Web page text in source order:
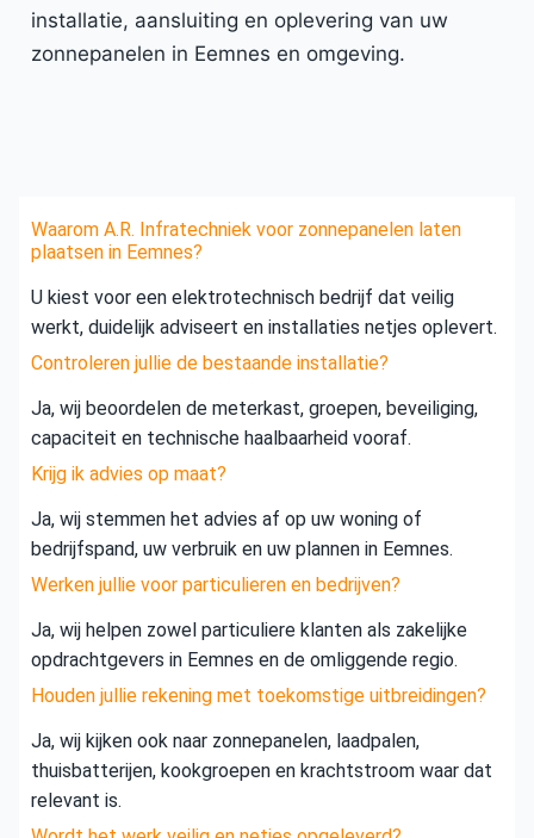
installatie, aansluiting en oplevering van uw
zonnepanelen in Eemnes en omgeving.
Waarom A.R. Infratechniek voor zonnepanelen laten
plaatsen in Eemnes?
U kiest voor een elektrotechnisch bedrijf dat veilig
werkt, duidelijk adviseert en installaties netjes oplevert.
Controleren jullie de bestaande installatie?
Ja, wij beoordelen de meterkast, groepen, beveiliging,
capaciteit en technische haalbaarheid vooraf.
Krijg ik advies op maat?
Ja, wij stemmen het advies af op uw woning of
bedrijfspand, uw verbruik en uw plannen in Eemnes.
Werken jullie voor particulieren en bedrijven?
Ja, wij helpen zowel particuliere klanten als zakelijke
opdrachtgevers in Eemnes en de omliggende regio.
Houden jullie rekening met toekomstige uitbreidingen?
Ja, wij kijken ook naar zonnepanelen, laadpalen,
thuisbatterijen, kookgroepen en krachtstroom waar dat
relevant is.